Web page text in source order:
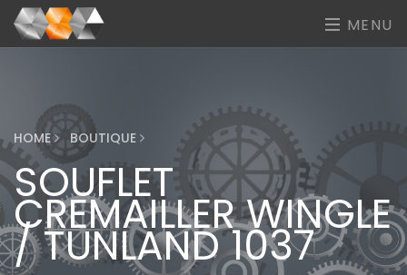
MENU
HOME BOUTIQUE
SOUFLET
CREMAILLER WINGLE
/ TUNLAND 1037